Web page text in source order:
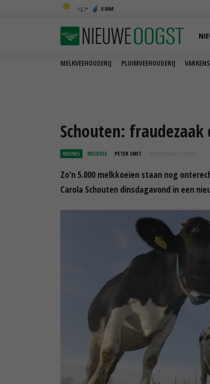
13,7 0 MM
MELKVEEHOUDERIJ PLUIMVEEHOUDERIJ
Schouten:
NIEUWS MELKVEE PETER SMIT 20 FEB 2018 OM 21:23
Zo'n 5.000 melkkoeien staan nog
Carola Schouten dinsdagavond in een